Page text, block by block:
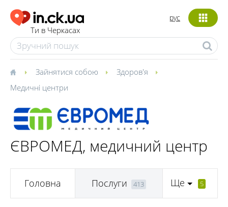
Ти в Черкасах
рус
Зайнятися собою
Здоров'я
Медичні центри
ЄВРОМЕД, медичний центр
Головна Послуги 413 Ще 5